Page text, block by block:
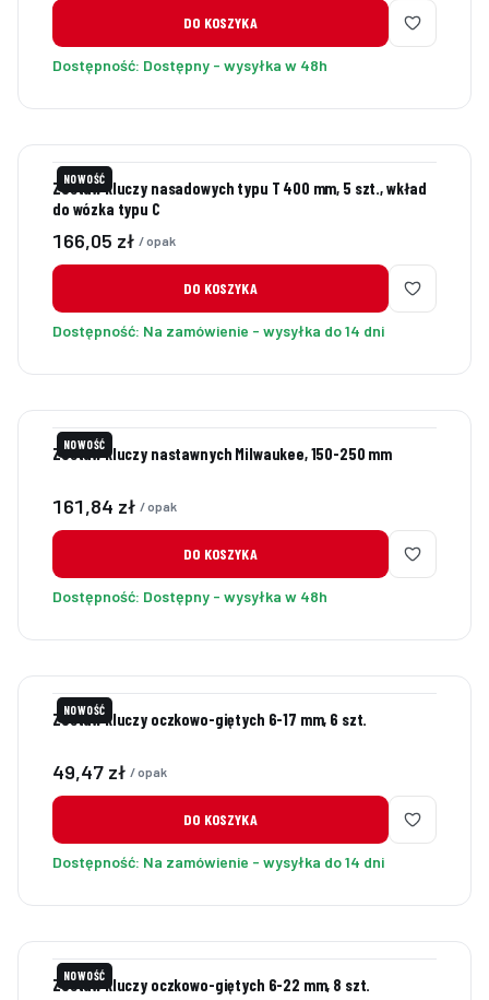
DO KOSZYKA
Dostępność: Dostępny - wysyłka w 48h
NOWOŚĆ
Zestaw kluczy nasadowych typu T 400 mm, 5 szt., wkład
do wózka typu C
Cena
166,05 zł / opak
DO KOSZYKA
Dostępność: Na zamówienie - wysyłka do 14 dni
NOWOŚĆ
Zestaw kluczy nastawnych Milwaukee, 150-250 mm
Cena
161,84 zł / opak
DO KOSZYKA
Dostępność: Dostępny - wysyłka w 48h
NOWOŚĆ
Zestaw kluczy oczkowo-giętych 6-17 mm, 6 szt.
Cena
49,47 zł / opak
DO KOSZYKA
Dostępność: Na zamówienie - wysyłka do 14 dni
NOWOŚĆ
Zestaw kluczy oczkowo-giętych 6-22 mm, 8 szt.